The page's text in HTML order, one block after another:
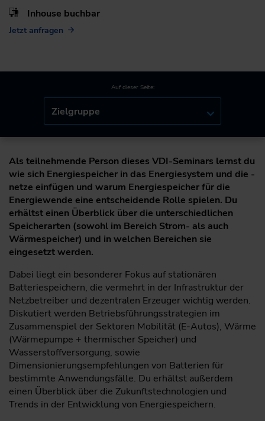
Inhouse buchbar
Jetzt anfragen
Auf dieser Seite:
Zielgruppe
Als teilnehmende Person dieses VDI-Seminars lernst du
wie sich Energiespeicher in das Energiesystem und die -
netze einfügen und warum Energiespeicher für die
Energiewende eine entscheidende Rolle spielen. Du
erhältst einen Überblick über die unterschiedlichen
Speicherarten (sowohl im Bereich Strom- als auch
Wärmespeicher) und in welchen Bereichen sie
eingesetzt werden.
Dabei liegt ein besonderer Fokus auf stationären
Batteriespeichern, die vermehrt in der Infrastruktur der
Netzbetreiber und dezentralen Erzeuger wichtig werden.
Diskutiert werden Betriebsführungsstrategien im
Zusammenspiel der Sektoren Mobilität (E-Autos), Wärme
(Wärmepumpe + thermischer Speicher) und
Wasserstoffversorgung, sowie
Dimensionierungsempfehlungen von Batterien für
bestimmte Anwendungsfälle. Du erhältst außerdem
einen Überblick über die Zukunftstechnologien und
Trends in der Entwicklung von Energiespeichern.